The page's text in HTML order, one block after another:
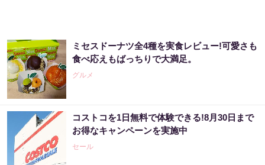
ミセスドーナツ全4種を実食レビュー!可愛さも
食べ応えもばっちりで大満足。
グルメ
コストコを1日無料で体験できる!8月30日まで
お得なキャンペーンを実施中
セール